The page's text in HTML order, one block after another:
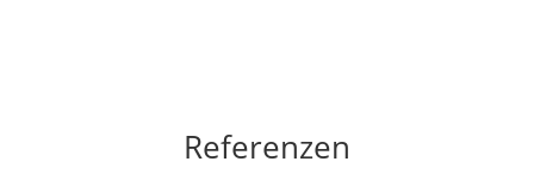
Referenzen